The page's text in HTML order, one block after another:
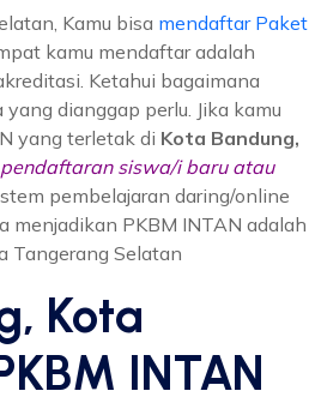
Kamu bisa mendaftar Paket
kamu mendaftar adalah
Ketahui bagaimana
dianggap perlu. Jika kamu
yang terletak di Kota Bandung,
siswa/i baru atau
pembelajaran daring/online
menjadikan PKBM INTAN adalah
Tangerang Selatan
Kota
INTAN